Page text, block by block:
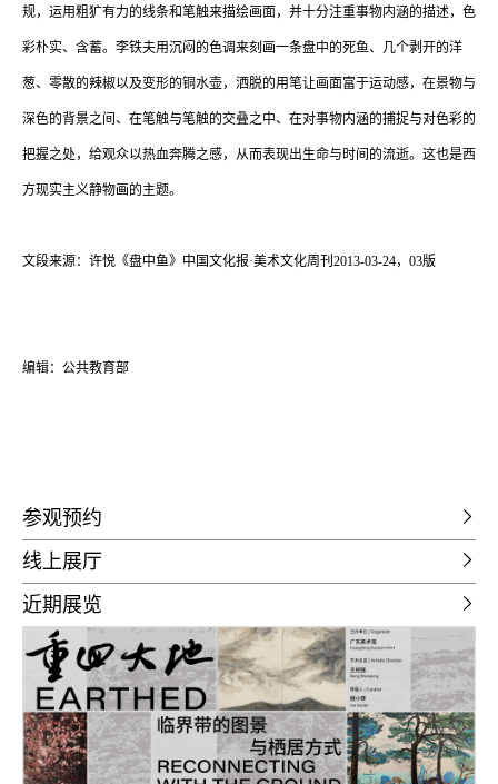
规，运用粗犷有力的线条和笔触来描绘画面，并十分注重事物内涵的描述，色
彩朴实、含蓄。李铁夫用沉闷的色调来刻画一条盘中的死鱼、几个剥开的洋
葱、零散的辣椒以及变形的铜水壶，洒脱的用笔让画面富于运动感，在景物与
深色的背景之间、在笔触与笔触的交叠之中、在对事物内涵的捕捉与对色彩的
把握之处，给观众以热血奔腾之感，从而表现出生命与时间的流逝。这也是西
方现实主义静物画的主题。
文段来源：许悦《盘中鱼》中国文化报·美术文化周刊2013-03-24，03版
编辑：公共教育部
参观预约
线上展厅
近期展览